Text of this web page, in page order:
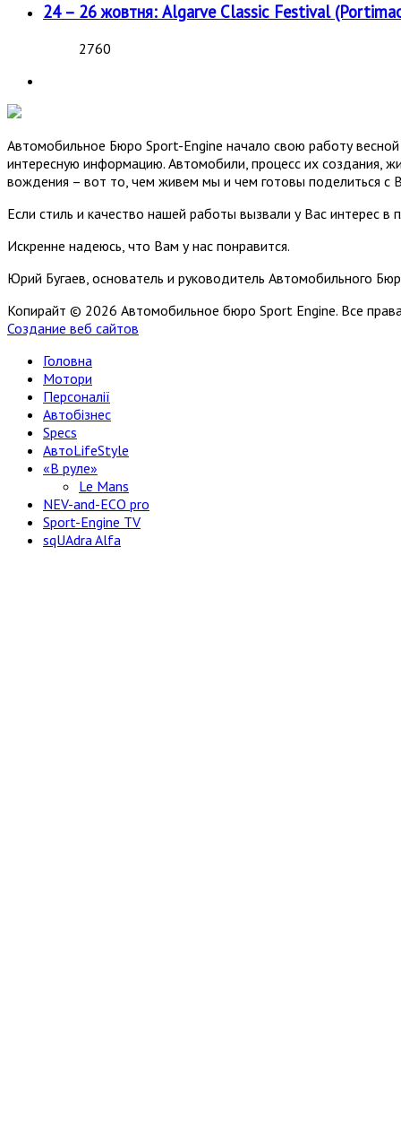
24 – 26 жовтня: Algarve Classic Festival
2760
Автомобильное Бюро Sport-Engine начало свою работу
интересную информацию. Автомобили, процесс их создания,
вождения – вот то, чем живем мы и чем готовы поделиться с
Если стиль и качество нашей работы вызвали у Вас интерес в
Искренне надеюсь, что Вам у нас понравится.
Юрий Бугаев, основатель и руководитель Автомобильного
Копирайт © 2026 Автомобильное бюро Sport Engine. Все
Создание веб сайтов
Головна
Мотори
Персоналії
Автобізнес
Specs
АвтоLifeStyle
«В руле»
Le Mans
NEV-and-ECO pro
Sport-Engine TV
sqUAdra Alfa